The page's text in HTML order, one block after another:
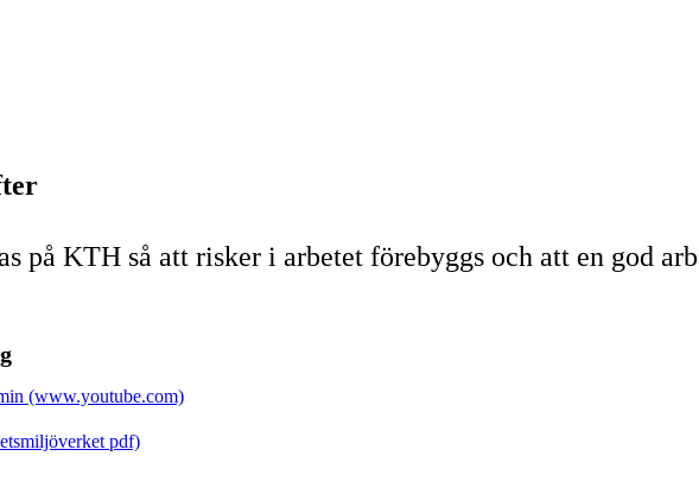
på KTH så att risker i arbetet förebyggs och att en god
(www.youtube.com)
pdf)